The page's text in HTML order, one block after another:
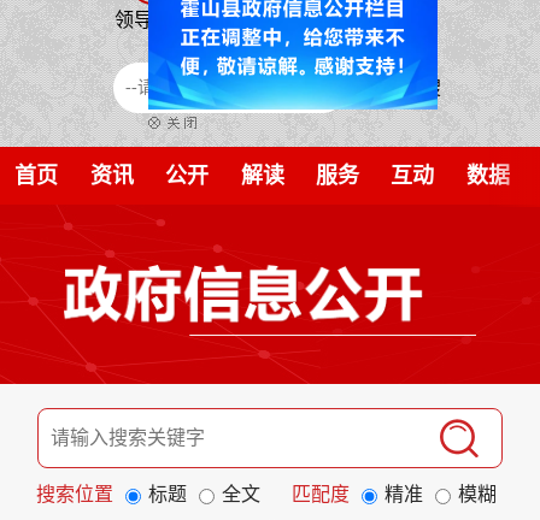
领导之窗 走进霍山 移动门户
霍山智搜
首页 资讯 公开 解读 服务 互动 数据
搜索位置 标题 全文 匹配度 精准
模糊